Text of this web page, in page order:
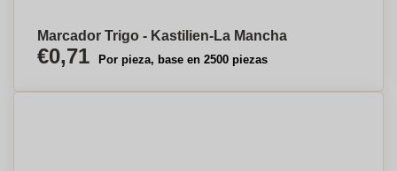
Marcador Trigo - Kastilien-La Mancha
€0,71 Por pieza, base en 2500 piezas